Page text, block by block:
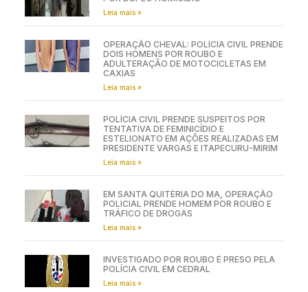
Leia mais »
OPERAÇÃO CHEVAL: POLÍCIA CIVIL PRENDE
DOIS HOMENS POR ROUBO E
ADULTERAÇÃO DE MOTOCICLETAS EM
CAXIAS
Leia mais »
POLÍCIA CIVIL PRENDE SUSPEITOS POR
TENTATIVA DE FEMINICÍDIO E
ESTELIONATO EM AÇÕES REALIZADAS EM
PRESIDENTE VARGAS E ITAPECURU-MIRIM
Leia mais »
EM SANTA QUITÉRIA DO MA, OPERAÇÃO
POLICIAL PRENDE HOMEM POR ROUBO E
TRÁFICO DE DROGAS
Leia mais »
INVESTIGADO POR ROUBO É PRESO PELA
POLÍCIA CIVIL EM CEDRAL
Leia mais »